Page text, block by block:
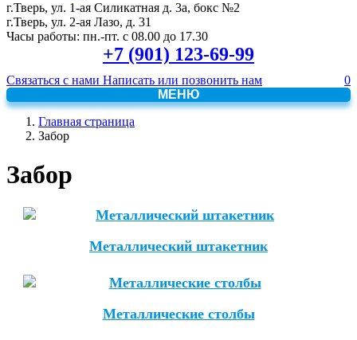
г.Тверь, ул. 1-ая Силикатная д. 3а, бокс №2
г.Тверь, ул. 2-ая Лазо, д. 31
Часы работы: пн.-пт. с 08.00 до 17.30
+7 (901) 123-69-99
МЕНЮ
Связаться с нами Написать или позвонить нам 0
Главная страница
Забор
Забор
Металлический штакетник
Металлические столбы